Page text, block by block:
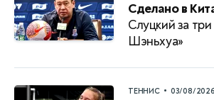
Сделано в
Слуцкий за
Шэньхуа»
ТЕННИС • 03/08/2026